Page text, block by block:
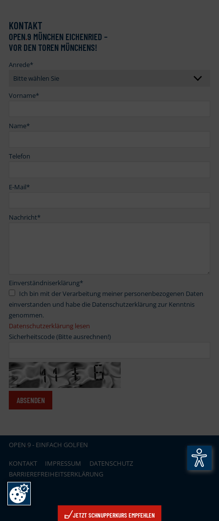
KONTAKT
OPEN.9 MÜNCHEN EICHENRIED –
VOR DEN TOREN MÜNCHENS!
Anrede*
Vorname*
Name*
Telefon
E-Mail*
Nachricht*
Einverständniserklärung*
einverstanden und habe die Datenschutzerklärung zur Kenntnis
genommen.
Datenschutzerklärung lesen
Sicherheitscode (Bitte ausrechnen!)
OPEN.9 - EINFACH GOLFEN
KONTAKT IMPRESSUM
DATENSCHUTZ
BARRIEREFREIHEITSERKLÄRUNG
JETZT SCHNUPPERKURS EMPFEHLEN